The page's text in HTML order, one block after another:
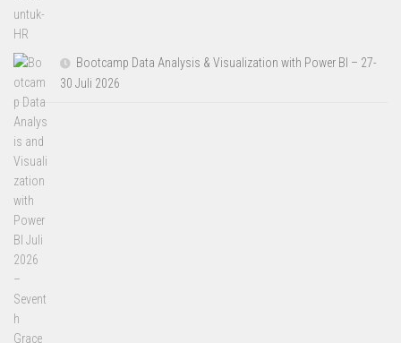
Bootcamp Data Analysis & Visualization with Power BI – 27-
30 Juli 2026